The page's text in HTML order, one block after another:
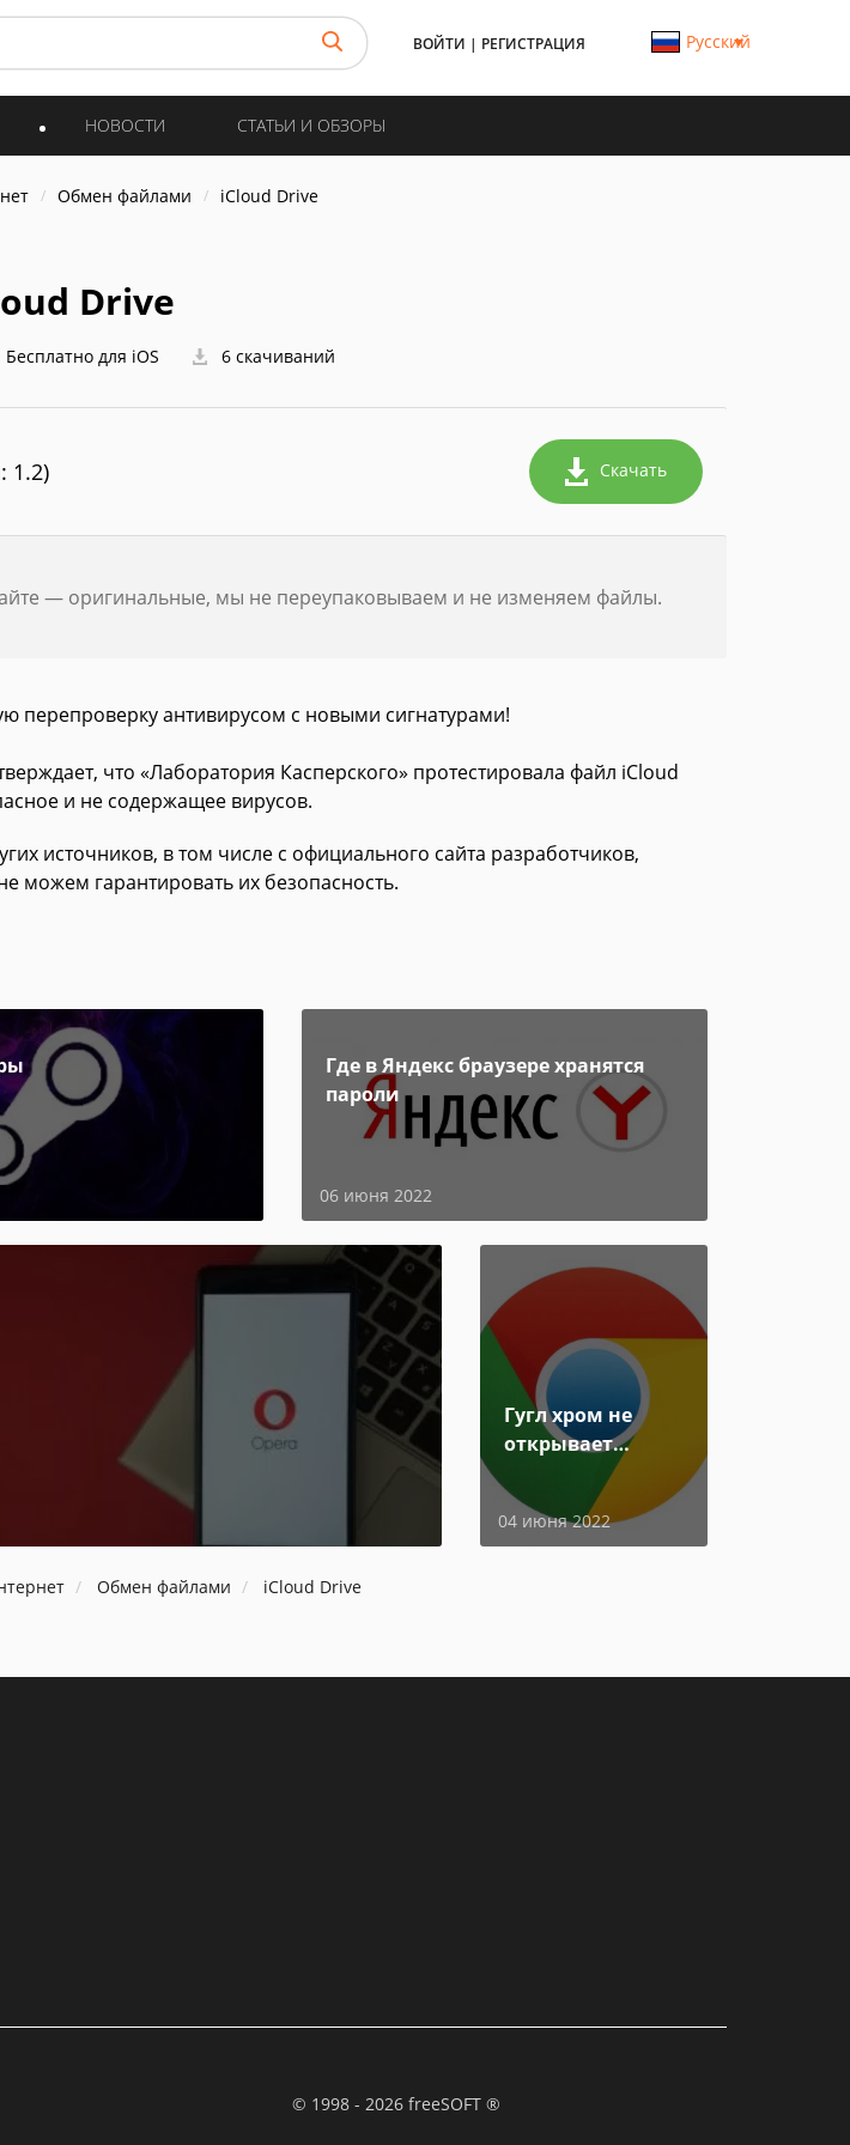
ВОЙТИ | РЕГИСТРАЦИЯ Русский
НОВОСТИ СТАТЬИ И ОБЗОРЫ
Обмен файлами iCloud Drive
Drive
Бесплатно для iOS 6 скачиваний
1.2) Скачать
— оригинальные, мы не переупаковываем и не изменяем файлы.
перепроверку антивирусом с новыми сигнатурами!
что «Лаборатория Касперского» протестировала файл iCloud
и не содержащее вирусов.
источников, в том числе с официального сайта разработчиков,
можем гарантировать их безопасность.
Где в Яндекс браузере хранятся
пароли
06 июня 2022
Гугл хром не
открывает
04 июня 2022
Обмен файлами iCloud Drive
© 1998 - 2026 freeSOFT ®